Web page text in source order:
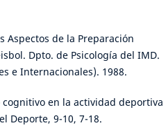
Aspectos de la Preparación
Dpto. de Psicología del IMD.
e Internacionales). 1988.
cognitivo en la actividad deportiva
Deporte, 9-10, 7-18.